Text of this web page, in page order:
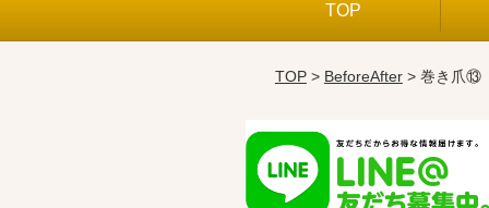
TOP
TOP> BeforeAfter> 巻き爪⑬